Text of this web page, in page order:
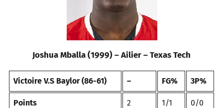
Joshua Mballa (1999) – Ailier – Texas Tech
Victoire V.S Baylor (86-61) – FG% 3P%
Points 2 1/1 0/0